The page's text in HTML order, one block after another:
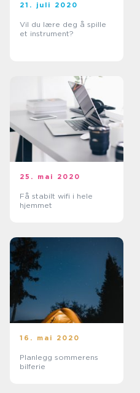
21. juli 2020
Vil du lære deg å spille
et instrument?
25. mai 2020
Få stabilt wifi i hele
hjemmet
16. mai 2020
Planlegg sommerens
bilferie